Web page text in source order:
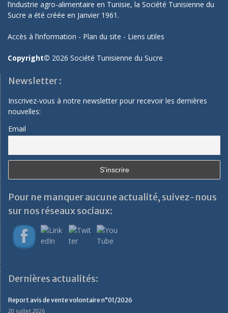
l’industrie agro-alimentaire en Tunisie, la Société Tunisienne du
Sucre a été créée en Janvier 1961.
Accès à l’information - Plan du site - Liens utiles
Copyright© 2026 Société Tunisienne du Sucre
Newsletter :
Inscrivez-vous à notre newsletter pour recevoir les dernières
nouvelles:
Email
Pour ne manquer aucune actualité, suivez-nous
sur nos réseaux sociaux:
Dernières actualités:
Report avis de vente volontaire n°01/2026
20 juillet 2026